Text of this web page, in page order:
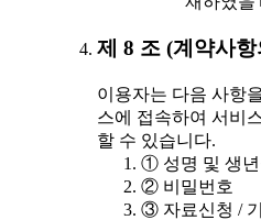
제 8 조 (계약사
이용자는 다음 사항
스에 접속하여 서비
할 수 있습니다.
① 성명 및 생년
② 비밀번호
③ 자료신청 /